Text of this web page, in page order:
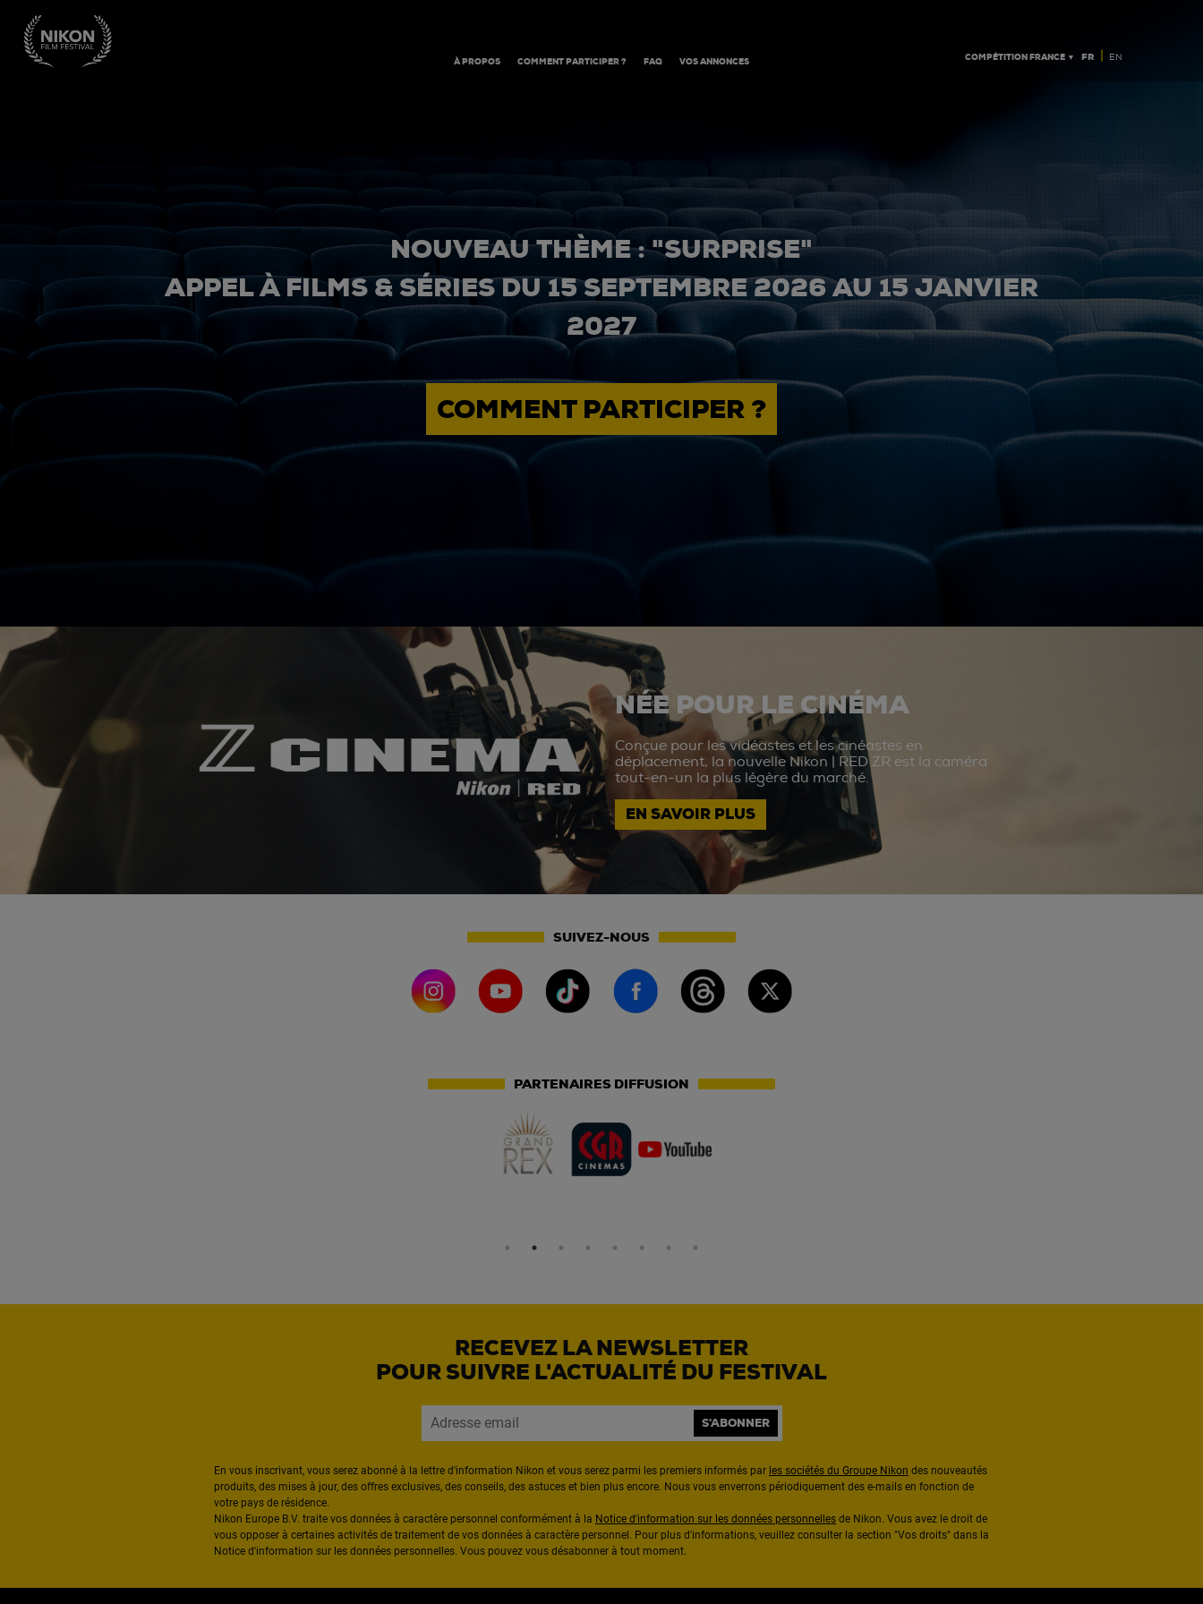
À PROPOS COMMENT PARTICIPER ? FAQ VOS ANNONCES COMPÉTITION FRANCE ▼ FR | EN
NOUVEAU THÈME : "SURPRISE"
APPEL À FILMS & SÉRIES DU 15 SEPTEMBRE 2026 AU 15 JANVIER
2027
COMMENT PARTICIPER ?
NÉE POUR LE CINÉMA
Conçue pour les vidéastes et les cinéastes en
déplacement, la nouvelle Nikon | RED ZR est la caméra
tout-en-un la plus légère du marché.
EN SAVOIR PLUS
SUIVEZ-NOUS
PARTENAIRES DIFFUSION
RECEVEZ LA NEWSLETTER
POUR SUIVRE L'ACTUALITÉ DU FESTIVAL
S'ABONNER
En vous inscrivant, vous serez abonné à la lettre d'information Nikon et vous serez parmi les premiers informés par les sociétés du Groupe Nikon des nouveautés
produits, des mises à jour, des offres exclusives, des conseils, des astuces et bien plus encore. Nous vous enverrons périodiquement des e-mails en fonction de
votre pays de résidence.
Nikon Europe B.V. traite vos données à caractère personnel conformément à la Notice d'information sur les données personnelles de Nikon. Vous avez le droit de
vous opposer à certaines activités de traitement de vos données à caractère personnel. Pour plus d'informations, veuillez consulter la section "Vos droits" dans la
Notice d'information sur les données personnelles. Vous pouvez vous désabonner à tout moment.